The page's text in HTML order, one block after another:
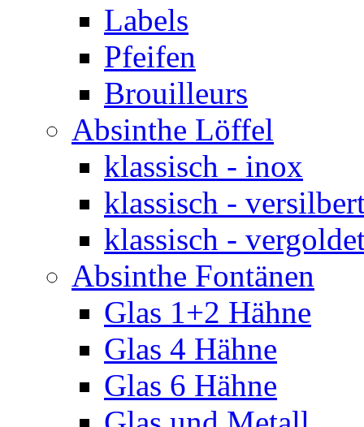
Labels
Pfeifen
Brouilleurs
Absinthe Löffel
klassisch - inox
klassisch -
klassisch -
Absinthe Fontänen
Glas 1+2 Hähne
Glas 4 Hähne
Glas 6 Hähne